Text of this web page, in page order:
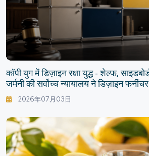
कॉपी युग में डिज़ाइन रक्षा युद्ध - शेल्फ,
जर्मनी की सर्वोच्च न्यायालय ने डिज़ाइन
को हिला दिया
2026年07月03日